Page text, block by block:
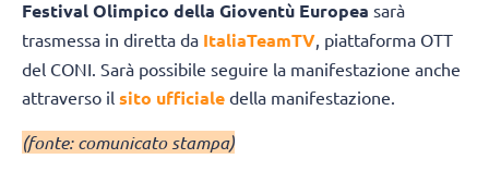
Festival Olimpico della Gioventù Europea sarà
trasmessa in diretta da ItaliaTeamTV , piattaforma OTT
del CONI. Sarà possibile seguire la manifestazione anche
attraverso il sito ufficiale della manifestazione.
(fonte: comunicato stampa)